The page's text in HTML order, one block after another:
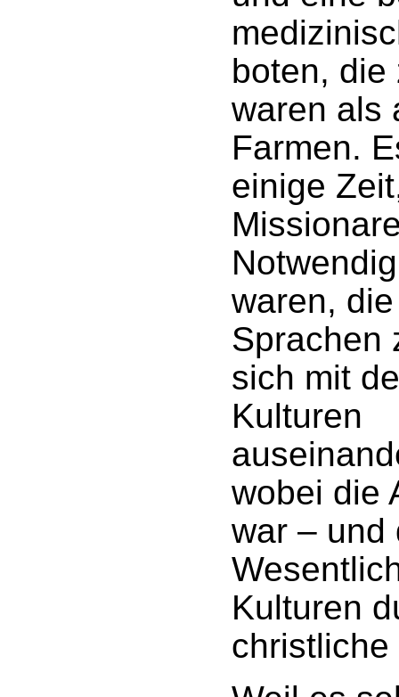
boten, die
waren als
Farmen.
einige
waren,
Sprachen
sich mit
Kulturen
wobei die
war – und
Kulturen